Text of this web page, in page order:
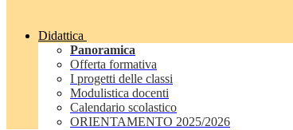
Didattica
Panoramica
Offerta formativa
I progetti delle classi
Modulistica docenti
Calendario scolastico
ORIENTAMENTO 2025/2026